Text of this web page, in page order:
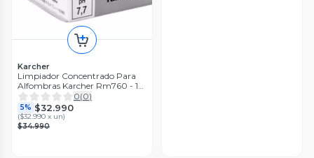
Karcher
Limpiador Concentrado Para
Alfombras Karcher Rm760 - 16
Tabl
0(0)
5% $32.990
($32.990 x un)
$34.990